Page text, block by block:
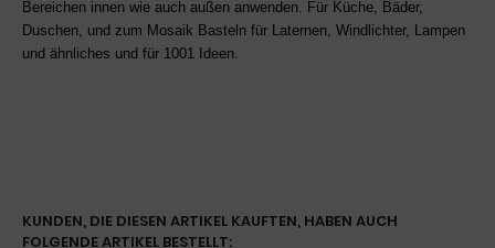
Bereichen innen wie auch außen anwenden. Für Küche, Bäder,
Duschen, und zum Mosaik Basteln für Laternen, Windlichter, Lampen
und ähnliches und für 1001 Ideen.
KUNDEN, DIE DIESEN ARTIKEL KAUFTEN, HABEN AUCH
FOLGENDE ARTIKEL BESTELLT: